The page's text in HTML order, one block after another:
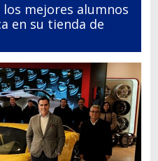
mejores alumnos
en su tienda de